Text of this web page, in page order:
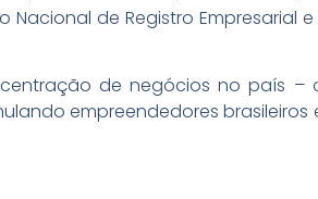
de Registro Empresarial
de negócios no país –
empreendedores brasileiros